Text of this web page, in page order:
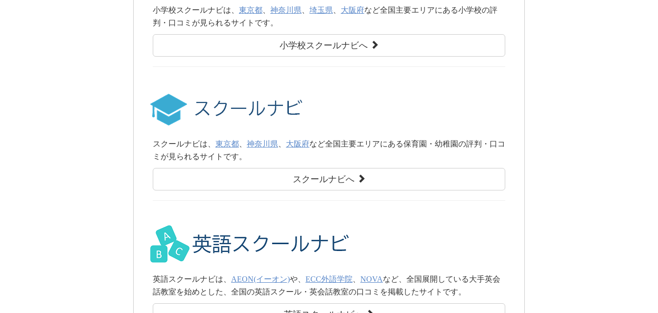
小学校スクールナビは、 東京都 神奈川県 埼玉県 大阪府など全国主要エリアにある小学校の評
判・口コミが見られるサイトです。
小学校スクールナビへ
スクールナビは、 東京都 神奈川県 大阪府など全国主要エリアにある保育園・幼稚園の評判・口コ
ミが見られるサイトです。
スクールナビへ
英語スクールナビは、 AEON(イーオン)や、 ECC外語学院 NOVAなど、全国展開している大手英会
話教室を始めとした、全国の英語スクール・英会話教室の口コミを掲載したサイトです。